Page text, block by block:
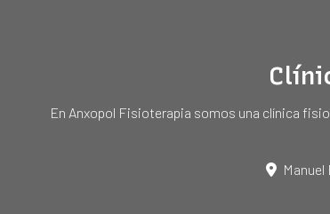
En Anxopol Fisioterapia somos una clínica
Manuel